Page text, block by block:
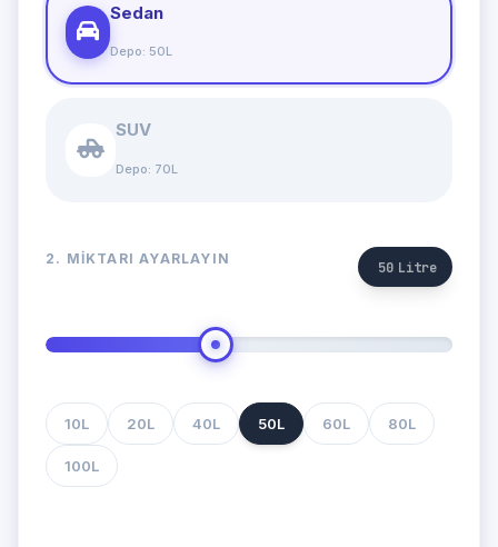
Sedan
Depo: 50L
SUV
Depo: 70L
2. MIKTARI AYARLAYIN
50 Litre
10L 20L 40L 50L 60L 80L
100L